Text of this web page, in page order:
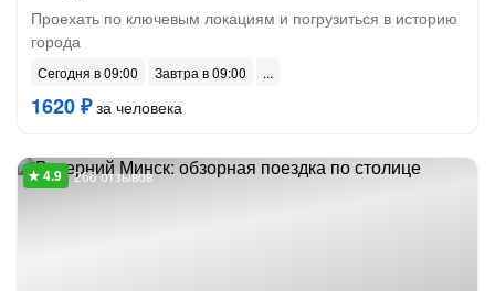
Проехать по ключевым локациям и погрузиться в историю
города
Сегодня в 09:00 Завтра в 09:00
1620 ₽за человека
266 отзывов